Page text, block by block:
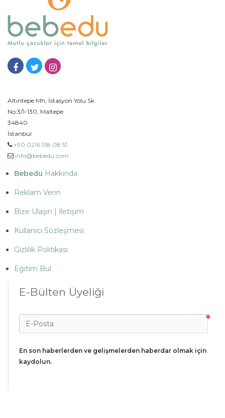
Altıntepe Mh, İstasyon Yolu Sk
No:3/1-130, Maltepe
34840
İstanbul
+90 0216 518 08 51
info@bebedu.com
Bebedu Hakkında
Reklam Verin
Bize Ulaşın | İletişim
Kullanıcı Sözleşmesi
Gizlilik Politikası
Eğitim Bul
E-Bülten Üyeliği
En son haberlerden ve gelişmelerden haberdar olmak için
kaydolun.